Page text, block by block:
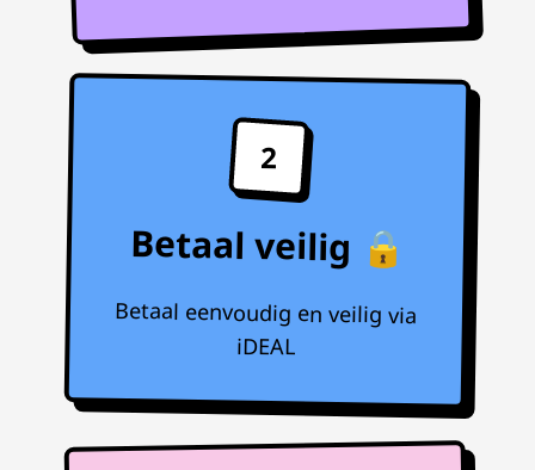
2
Betaal veilig 🔒
Betaal eenvoudig en veilig via
iDEAL